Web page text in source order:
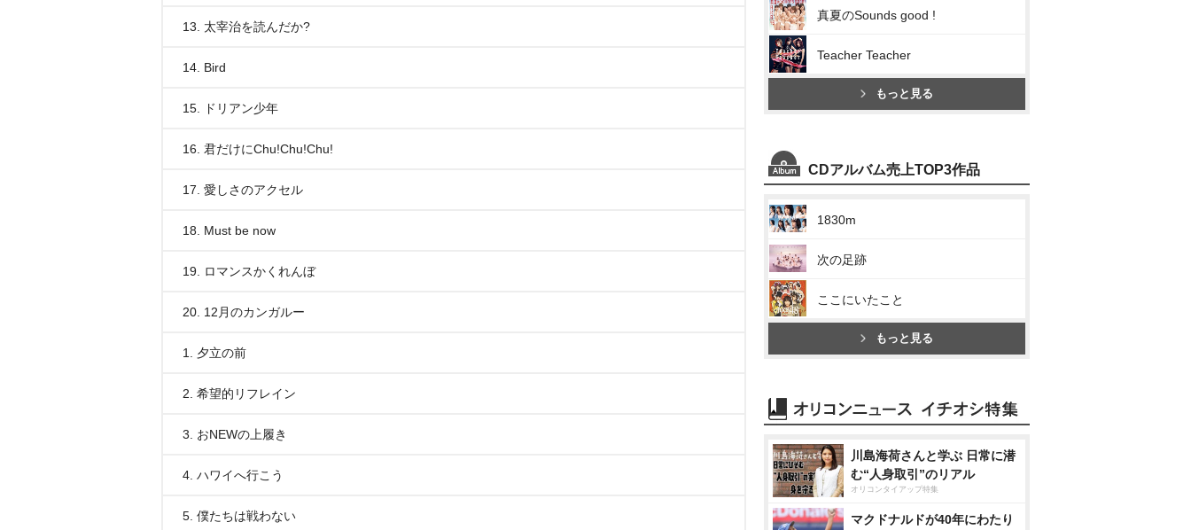
13. 太宰治を読んだか?
14. Bird
15. ドリアン少年
16. 君だけにChu!Chu!Chu!
17. 愛しさのアクセル
18. Must be now
19. ロマンスかくれんぼ
20. 12月のカンガルー
1. 夕立の前
2. 希望的リフレイン
3. おNEWの上履き
4. ハワイへ行こう
5. 僕たちは戦わない
真夏のSounds good !
Teacher Teacher
もっと見る
CDアルバム売上TOP3作品
1830m
次の足跡
ここにいたこと
もっと見る
川島海荷さんと学ぶ 日常に潜
む“人身取引”のリアル
オリコンタイアップ特集
マクドナルドが40年にわたり